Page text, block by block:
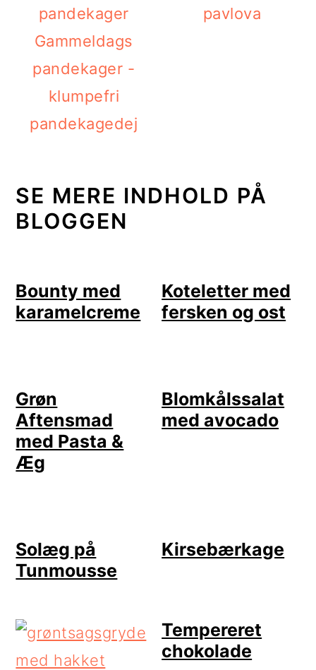
Gammeldags
pandekager -
klumpefri
pandekagedej
pavlova
SE MERE INDHOLD PÅ
BLOGGEN
Bounty med
karamelcreme
Koteletter med
fersken og ost
Grøn
Aftensmad
med Pasta &
Æg
Blomkålssalat
med avocado
Solæg på
Tunmousse
Kirsebærkage
Tempereret
chokolade